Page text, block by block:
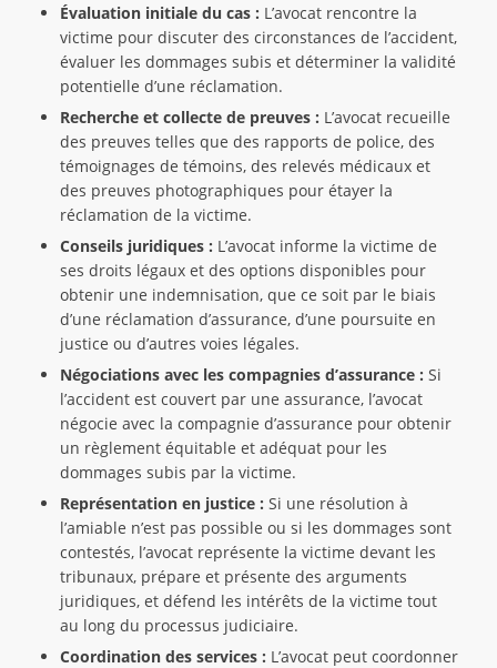
Évaluation initiale du cas : L’avocat rencontre la
victime pour discuter des circonstances de l’accident,
évaluer les dommages subis et déterminer la validité
potentielle d’une réclamation.
Recherche et collecte de preuves : L’avocat recueille
des preuves telles que des rapports de police, des
témoignages de témoins, des relevés médicaux et
des preuves photographiques pour étayer la
réclamation de la victime.
Conseils juridiques : L’avocat informe la victime de
ses droits légaux et des options disponibles pour
obtenir une indemnisation, que ce soit par le biais
d’une réclamation d’assurance, d’une poursuite en
justice ou d’autres voies légales.
Négociations avec les compagnies d’assurance : Si
l’accident est couvert par une assurance, l’avocat
négocie avec la compagnie d’assurance pour obtenir
un règlement équitable et adéquat pour les
dommages subis par la victime.
Représentation en justice : Si une résolution à
l’amiable n’est pas possible ou si les dommages sont
contestés, l’avocat représente la victime devant les
tribunaux, prépare et présente des arguments
juridiques, et défend les intérêts de la victime tout
au long du processus judiciaire.
Coordination des services : L’avocat peut coordonner